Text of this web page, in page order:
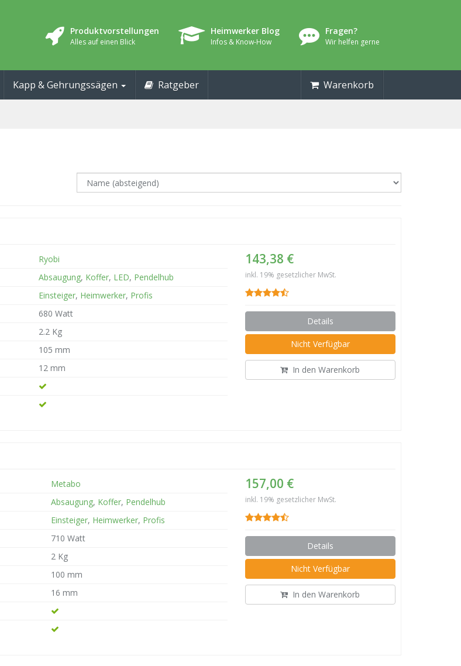
Produktvorstellungen
Alles auf einen Blick
Heimwerker Blog
Infos & Know-How
Fragen?
Wir helfen gerne
Kapp & Gehrungssägen Ratgeber Warenkorb
143,38 €
inkl. 19% gesetzlicher MwSt.
Details
Nicht Verfügbar
In den Warenkorb
Ryobi
Absaugung, Koffer, LED, Pendelhub
Einsteiger, Heimwerker, Profis
680 Watt
2.2 Kg
105 mm
12 mm
157,00 €
inkl. 19% gesetzlicher MwSt.
Details
Nicht Verfügbar
In den Warenkorb
Metabo
Absaugung, Koffer, Pendelhub
Einsteiger, Heimwerker, Profis
710 Watt
2 Kg
100 mm
16 mm